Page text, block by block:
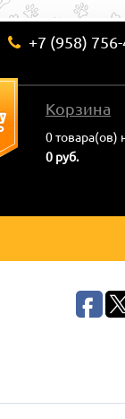
+7 (958)
Корзина
0товара(ов)
0 руб.